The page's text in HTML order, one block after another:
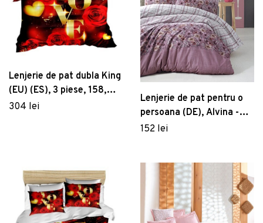
Lenjerie de pat dubla King
(EU) (ES), 3 piese, 158,
Pearl Home, Poliester
304 lei
Lenjerie de pat pentru o
persoana (DE), Alvina -
Rose, Victoria, Bumbac
152 lei